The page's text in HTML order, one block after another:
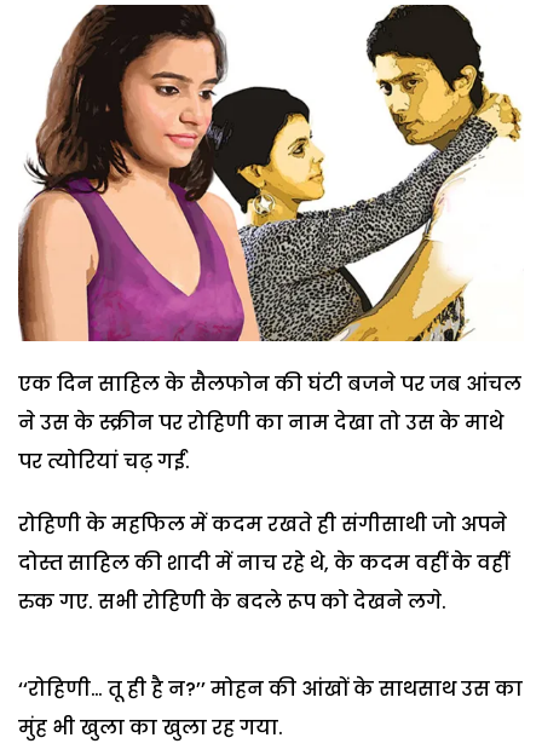
एक दिन साहिल के सैलफोन की घंटी बजने पर जब आंचल
ने उस के स्क्रीन पर रोहिणी का नाम देखा तो उस के माथे
पर त्योरियां चढ़ गईं.
रोहिणी के महफिल में कदम रखते ही संगीसाथी जो अपने
दोस्त साहिल की शादी में नाच रहे थे, के कदम वहीं के वहीं
रुक गए. सभी रोहिणी के बदले रूप को देखने लगे.
‘‘रोहिणी… तू ही है न?’’ मोहन की आंखों के साथसाथ उस का
मुंह भी खुला का खुला रह गया.